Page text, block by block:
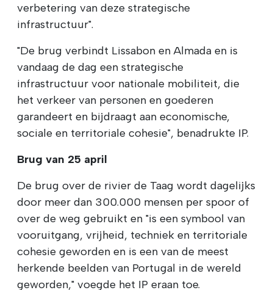
verbetering van deze strategische
infrastructuur".
"De brug verbindt Lissabon en Almada en is
vandaag de dag een strategische
infrastructuur voor nationale mobiliteit, die
het verkeer van personen en goederen
garandeert en bijdraagt aan economische,
sociale en territoriale cohesie", benadrukte IP.
Brug van 25 april
De brug over de rivier de Taag wordt dagelijks
door meer dan 300.000 mensen per spoor of
over de weg gebruikt en "is een symbool van
vooruitgang, vrijheid, techniek en territoriale
cohesie geworden en is een van de meest
herkende beelden van Portugal in de wereld
geworden," voegde het IP eraan toe.